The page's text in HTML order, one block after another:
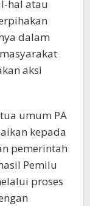
hal atau
dalam
aksi
umum PA
kepada
pemerintah
Pemilu
proses